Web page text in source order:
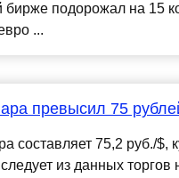
бирже подорожал на 15
...
превысил 75
составляет 75,2 руб./$,
из данных торгов